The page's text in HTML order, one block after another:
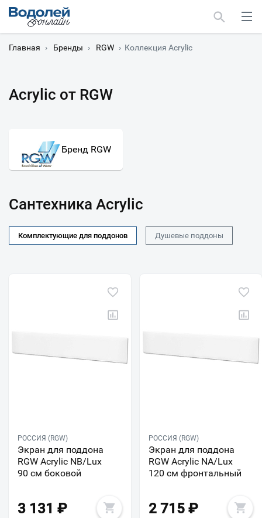
Главная › Бренды › RGW › Коллекция Acrylic
Acrylic от RGW
Бренд RGW
Сантехника Acrylic
Комплектующие для поддонов Душевые поддоны
РОССИЯ (RGW)
Экран для поддона
RGW Acrylic NB/Lux
90 см боковой
3 131 ₽
РОССИЯ (RGW)
Экран для поддона
RGW Acrylic NА/Lux
120 см фронтальный
2 715 ₽